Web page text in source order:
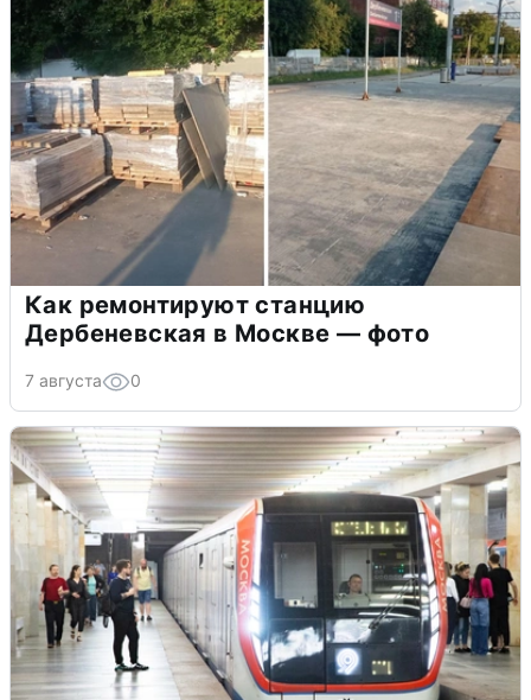
Как ремонтируют станцию
Дербеневская в Москве — фото
7 августа 0